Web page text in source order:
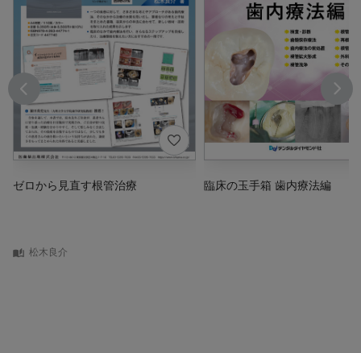
ゼロから見直す根管治療
松木良介
臨床の玉手箱 歯内療法編